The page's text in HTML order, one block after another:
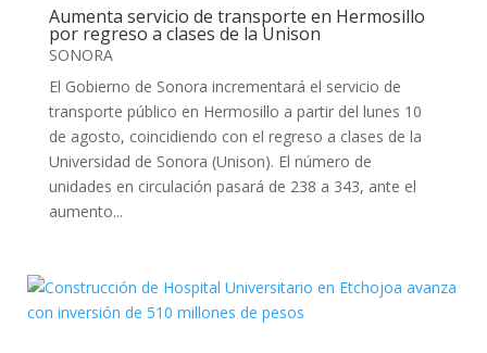
Aumenta servicio de transporte en Hermosillo
por regreso a clases de la Unison
SONORA
El Gobierno de Sonora incrementará el servicio de
transporte público en Hermosillo a partir del lunes 10
de agosto, coincidiendo con el regreso a clases de la
Universidad de Sonora (Unison). El número de
unidades en circulación pasará de 238 a 343, ante el
aumento...